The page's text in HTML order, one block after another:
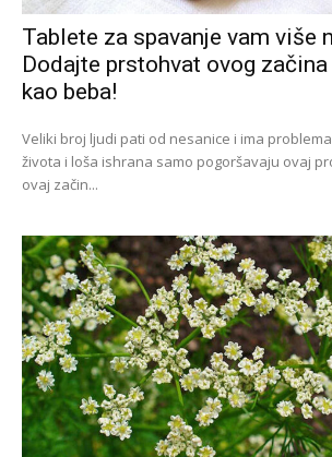
Tablete za spavanje vam više
Dodajte prstohvat ovog
kao beba!
Veliki broj ljudi pati od nesanice i ima
života i loša ishrana samo pogoršavaju ovaj
ovaj začin...